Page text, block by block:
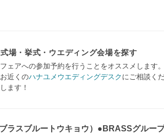
場・挙式・ウエディング会場を探す
ェアへの参加予約を行うことをオススメします
近くのハナユメウエディングデスクにご相談く
ます！
ラスブルートウキョウ）●BRASSグルー